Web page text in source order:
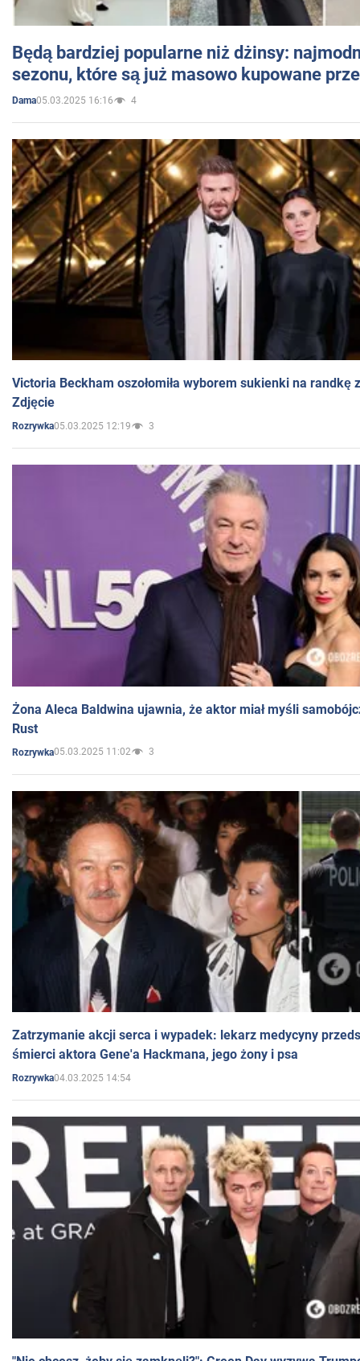
Będą bardziej popularne niż dżinsy:
sezonu, które są już masowo kupowane
Dama05.03.2025 16:16 4
Victoria Beckham oszołomiła wyborem sukienki na randkę
Zdjęcie
Rozrywka05.03.2025 12:19 3
Żona Aleca Baldwina ujawnia, że aktor miał myśli
Rust
Rozrywka05.03.2025 11:02 3
Zatrzymanie akcji serca i wypadek: lekarz medycyny
śmierci aktora Gene'a Hackmana, jego żony i psa
Rozrywka04.03.2025 14:54